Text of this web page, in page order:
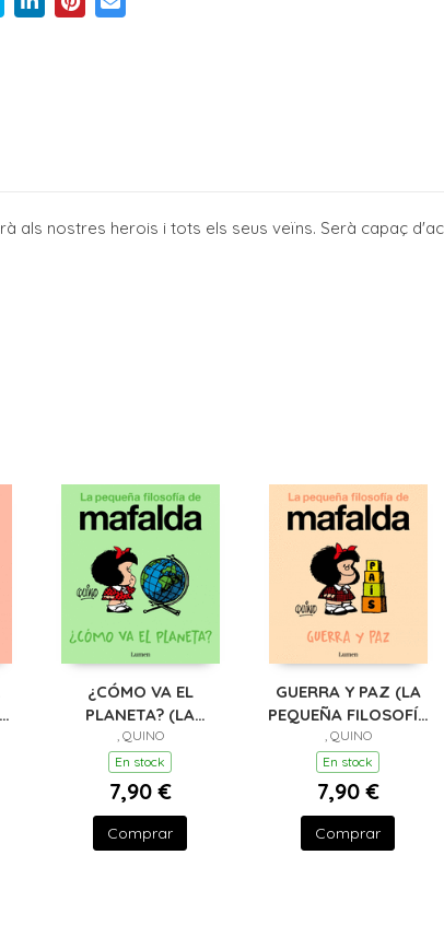
als nostres herois i tots els seus veïns. Serà capaç
¿CÓMO VA EL
PLANETA? (LA
PEQUEÑA FILOSOFÍA
DE MAFALDA)
, QUINO
En stock
7,90 €
Comprar
GUERRA Y PAZ (LA
PEQUEÑA FILOSOFÍA
DE MAFALDA)
, QUINO
En stock
7,90 €
Comprar